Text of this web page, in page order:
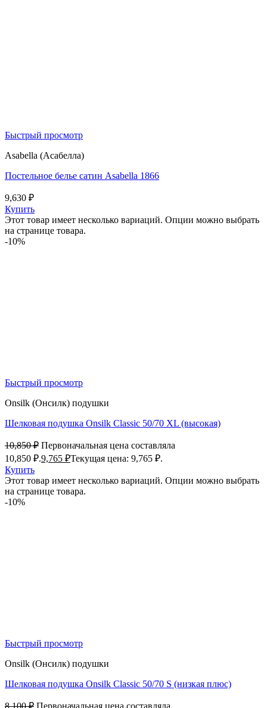
Быстрый просмотр
Asabella (Асабелла)
Постельное белье сатин Asabella 1866
9,630 ₽
Купить
Этот товар имеет несколько вариаций. Опции можно выбрать
на странице товара.
-10%
Быстрый просмотр
Onsilk (Онсилк) подушки
Шелковая подушка Onsilk Classic 50/70 XL (высокая)
10,850₽ Первоначальная цена составляла
10,850 ₽.9,765 ₽Текущая цена: 9,765 ₽.
Купить
Этот товар имеет несколько вариаций. Опции можно выбрать
на странице товара.
-10%
Быстрый просмотр
Onsilk (Онсилк) подушки
Шелковая подушка Onsilk Classic 50/70 S (низкая плюс)